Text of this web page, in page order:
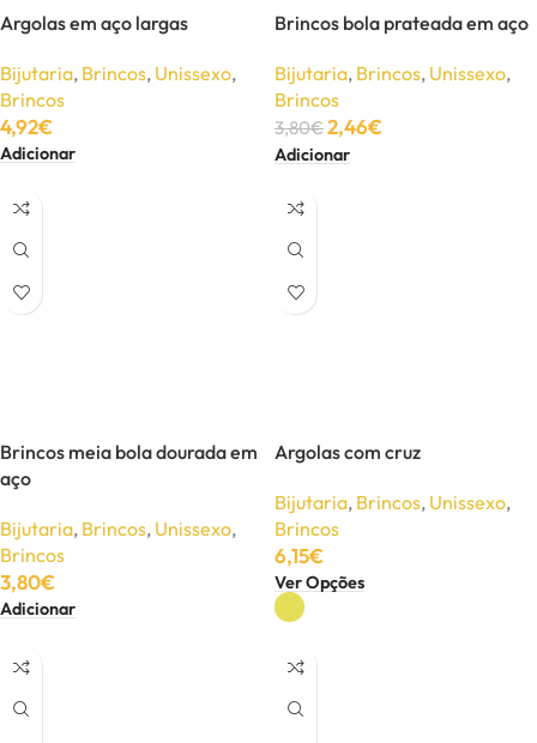
Argolas em aço largas
Bijutaria, Brincos, Unissexo,
Brincos
4,92€
Adicionar
Brincos bola prateada em aço
Bijutaria, Brincos, Unissexo,
Brincos
3,80€2,46€
Adicionar
Brincos meia bola dourada em
aço
Bijutaria, Brincos, Unissexo,
Brincos
3,80€
Adicionar
Argolas com cruz
Bijutaria, Brincos, Unissexo,
Brincos
6,15€
Ver Opções